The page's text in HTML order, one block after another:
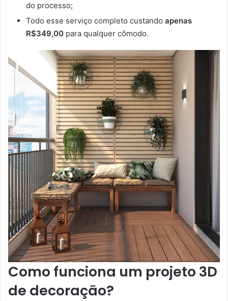
do processo;
Todo esse serviço completo custando apenas
R$349,00 para qualquer cômodo.
Como funciona um projeto 3D
de decoração?